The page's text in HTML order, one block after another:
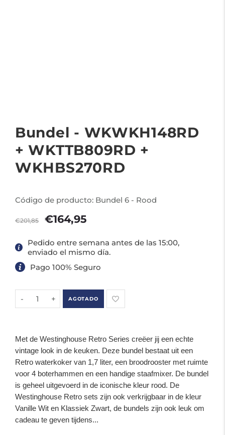
Bundel - WKWKH148RD
+ WKTTB809RD +
WKHBS270RD
Código de producto: Bundel 6 - Rood
€201,85 €164,95
Pedido entre semana antes de las 15:00,
enviado el mismo día.
Pago 100% Seguro
- + AGOTADO
Met de Westinghouse Retro Series creëer jij een echte
vintage look in de keuken. Deze bundel bestaat uit een
Retro waterkoker van 1,7 liter, een broodrooster met ruimte
voor 4 boterhammen en een handige staafmixer. De bundel
is geheel uitgevoerd in de iconische kleur rood. De
Westinghouse Retro sets zijn ook verkrijgbaar in de kleur
Vanille Wit en Klassiek Zwart, de bundels zijn ook leuk om
cadeau te geven tijdens...